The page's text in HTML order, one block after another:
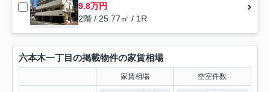
9.8万円
2階 / 25.77㎡ / 1R
六本木一丁目の掲載物件の家賃相場
家賃相場 空室件数